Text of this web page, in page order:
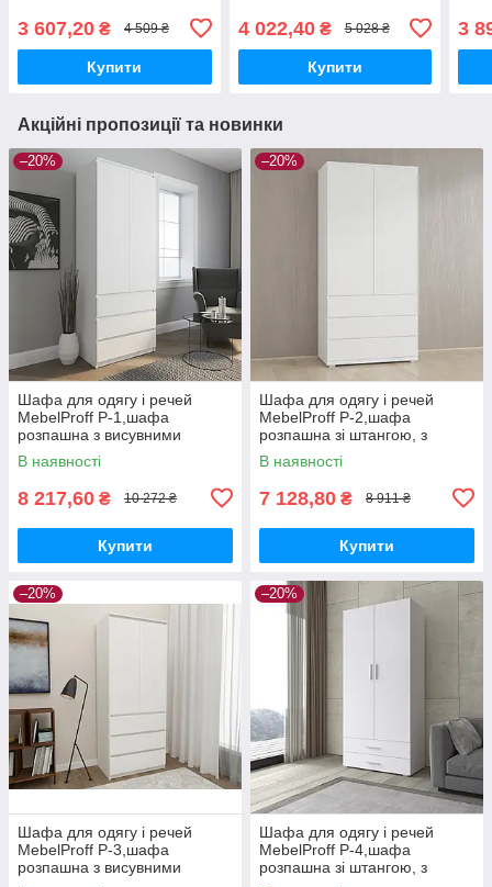
вітальню, передпокій
3 607,20 ₴ 4 509 ₴
Купити
передпокій
4 022,40₴ 5 028 ₴
Купити
3
Акційні пропозиції та новинки
–20%
Шафа для одягу і речей
MebelProff P-1,шафа
розпашна з висувними
ящиками в спальню,
вітальню, передпокій
В наявності
8 217,60 ₴ 10 272 ₴
Купити
–20%
Шафа для одягу і речей
MebelProff P-2,шафа
розпашна зі штангою, з
висувними ящиками в
спальню, передпокій
В наявності
7 128,80 ₴ 8 911 ₴
Купити
–20%
Шафа для одягу і речей
MebelProff P-3,шафа
розпашна з висувними
–20%
Шафа для одягу і речей
MebelProff P-4,шафа
розпашна зі штангою, з